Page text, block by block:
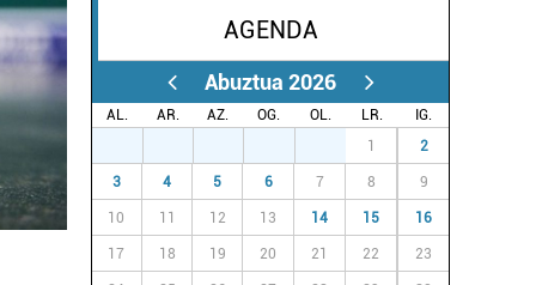
AGENDA
Abuztua 2026
AL. AR. AZ. OG. OL. LR.
IG.
1 2
3 4 5 6 7 8 9
10 11 12 13 14 15 16
17 18 19 20 21 22 23